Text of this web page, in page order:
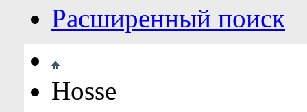
Расширенный поиск
Hosse